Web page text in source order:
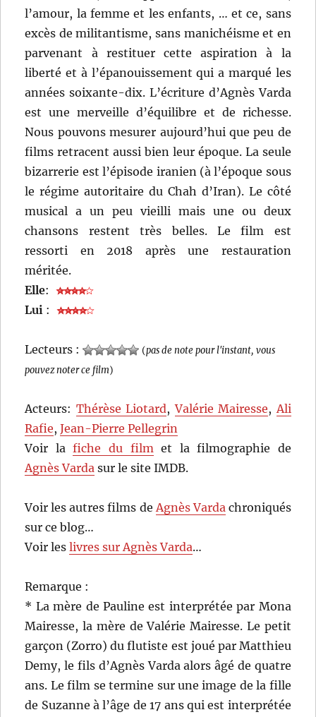
l’amour, la femme et les enfants, … et ce, sans
excès de militantisme, sans manichéisme et en
parvenant à restituer cette aspiration à la
liberté et à l’épanouissement qui a marqué les
années soixante-dix. L’écriture d’Agnès Varda
est une merveille d’équilibre et de richesse.
Nous pouvons mesurer aujourd’hui que peu de
films retracent aussi bien leur époque. La seule
bizarrerie est l’épisode iranien (à l’époque sous
le régime autoritaire du Chah d’Iran). Le côté
musical a un peu vieilli mais une ou deux
chansons restent très belles. Le film est
ressorti en 2018 après une restauration
méritée.
Elle:
Lui :
Lecteurs : (pas de note pour l'instant, vous
pouvez noter ce film)
Acteurs: Thérèse Liotard,Valérie Mairesse, Ali
Rafie,Jean-Pierre Pellegrin
Voir lafiche du film et la filmographie de
Agnès Varda sur le site IMDB.
Voir les autres films de Agnès Varda chroniqués
sur ce blog…
Voir leslivres sur Agnès Varda…
Remarque :
* La mère de Pauline est interprétée par Mona
Mairesse, la mère de Valérie Mairesse. Le petit
garçon (Zorro) du flutiste est joué par Matthieu
Demy, le fils d’Agnès Varda alors âgé de quatre
ans. Le film se termine sur une image de la fille
de Suzanne à l’âge de 17 ans qui est interprétée